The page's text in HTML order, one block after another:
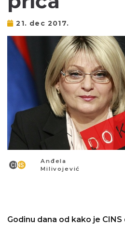
21. dec 2017.
Anđela
Milivojević
Godinu dana od kako je